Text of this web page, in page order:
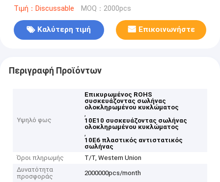
πλαστικός αντιστατικός σωλήνας
Τιμή：Discussable MOQ：2000pcs
Καλύτερη τιμή Επικοινωνήστε
Περιγραφή Προϊόντων
Υψηλό φως
Επικυρωμένος ROHS
συσκευάζοντας σωλήνας
ολοκληρωμένου κυκλώματος
,
10E10 συσκευάζοντας σωλήνας
ολοκληρωμένου κυκλώματος
,
10E6 πλαστικός αντιστατικός
σωλήνας
Όροι πληρωμής
T/T, Western Union
Δυνατότητα
προσφοράς
2000000pcs/month